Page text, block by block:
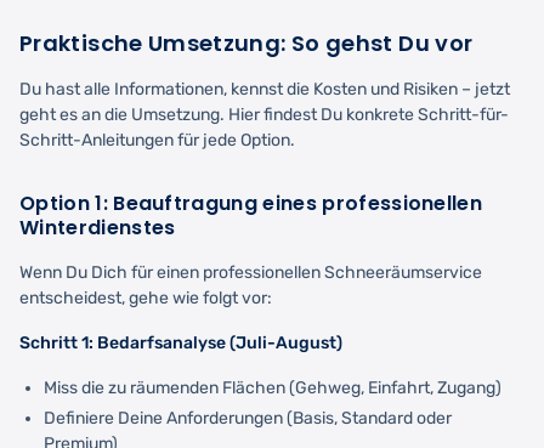
Praktische Umsetzung: So gehst Du vor
Du hast alle Informationen, kennst die Kosten und Risiken – jetzt
geht es an die Umsetzung. Hier findest Du konkrete Schritt-für-
Schritt-Anleitungen für jede Option.
Option 1: Beauftragung eines professionellen
Winterdienstes
Wenn Du Dich für einen professionellen Schneeräumservice
entscheidest, gehe wie folgt vor:
Schritt 1: Bedarfsanalyse (Juli-August)
Miss die zu räumenden Flächen (Gehweg, Einfahrt, Zugang)
Definiere Deine Anforderungen (Basis, Standard oder
Premium)